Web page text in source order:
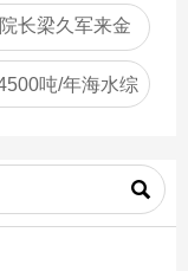
长梁久军来金
吨/年海水综
